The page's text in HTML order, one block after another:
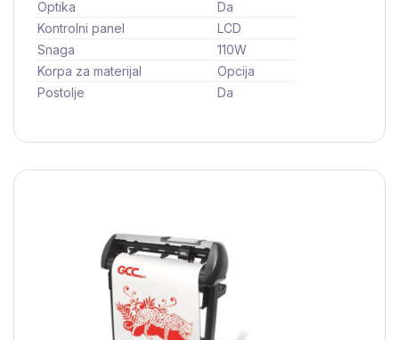
Optika
Da
Kontrolni panel
LCD
Snaga
110W
Korpa za materijal
Opcija
Postolje
Da